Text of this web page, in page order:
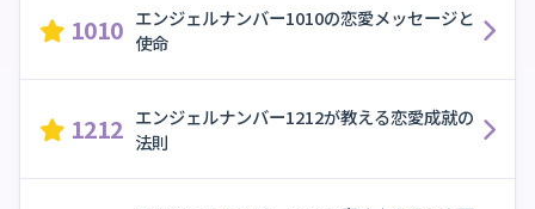
1010 エンジェルナンバー1010の恋愛メッセージと
使命
1212 エンジェルナンバー1212が教える恋愛成就の
法則